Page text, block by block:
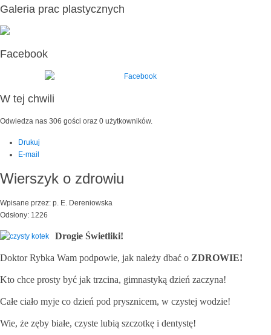
Galeria prac plastycznych
Facebook
W tej chwili
Odwiedza nas 306 gości oraz 0 użytkowników.
Drukuj
E-mail
Wierszyk o zdrowiu
Wpisane przez: p. E. Dereniowska
Odsłony: 1226
Drogie Świetliki!
Doktor Rybka Wam podpowie, jak należy dbać o ZDROWIE!
Kto chce prosty być jak trzcina, gimnastyką dzień zaczyna!
Całe ciało myje co dzień pod prysznicem, w czystej wodzie!
Wie, że zęby białe, czyste lubią szczotkę i dentystę!